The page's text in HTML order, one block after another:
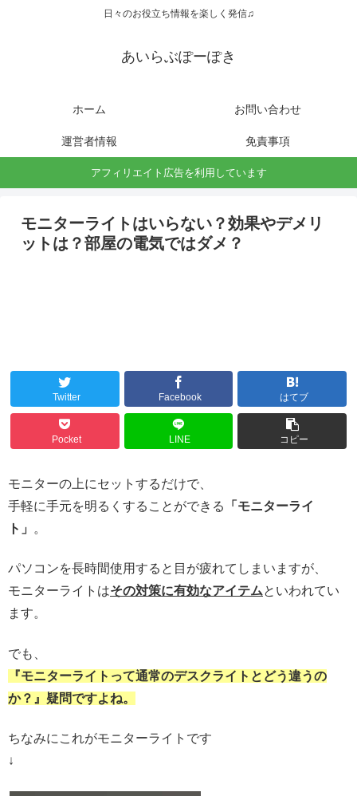
日々のお役立ち情報を楽しく発信♫
あいらぶぽーぽき
ホーム お問い合わせ
運営者情報 免責事項
アフィリエイト広告を利用しています
モニターライトはいらない？効果やデメリ
ットは？部屋の電気ではダメ？
Twitter Facebook はてブ
Pocket LINE コピー
モニターの上にセットするだけで、
手軽に手元を明るくすることができる
「モニターライ
ト」
。
パソコンを長時間使用すると目が疲れてしまいますが、
モニターライトはその対策に有効なアイテムといわれてい
ます。
でも、
『モニターライトって通常のデスクライトとどう違うの
か？』疑問ですよね。
ちなみにこれがモニターライトです
↓